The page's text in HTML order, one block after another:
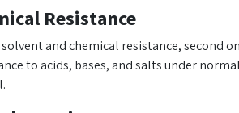
Resistance
and chemical resistance, second
to acids, bases, and salts under